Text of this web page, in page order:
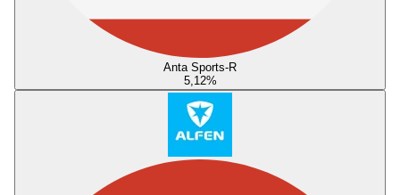
Anta Sports-R
5,12%